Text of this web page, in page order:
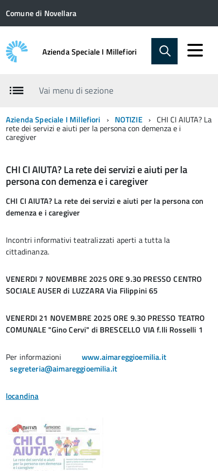
Comune di Novellara
Azienda Speciale I Millefiori
Vai menu di sezione
Azienda Speciale I Millefiori NOTIZIE CHI CI AIUTA? La
rete dei servizi e aiuti per la persona con demenza e i
caregiver
CHI CI AIUTA? La rete dei servizi e aiuti per la
persona con demenza e i caregiver
CHI CI AIUTA? La rete dei servizi e aiuti per la persona con
demenza e i caregiver
Incontri informativi teatralizzati aperti a tutta la
cittadinanza.
VENERDI 7 NOVEMBRE 2025 ORE 9.30 PRESSO CENTRO
SOCIALE AUSER di LUZZARA Via Filippini 65
VENERDI 21 NOVEMBRE 2025 ORE 9.30 PRESSO TEATRO
COMUNALE "Gino Cervi" di BRESCELLO VIA f.lli Rosselli 1
Per informazioniwww.aimareggioemilia.it
segreteria@aimareggioemilia.it
locandina